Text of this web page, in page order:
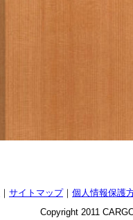
｜ サイトマップ｜ 個人情報保護
Copyright 2011